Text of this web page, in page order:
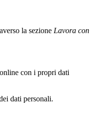
la sezione Lavora con
con i propri dati
dati personali.